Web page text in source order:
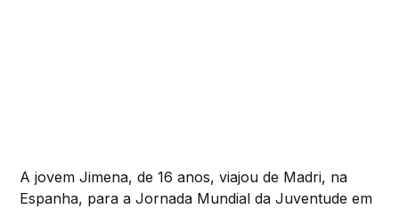
A jovem Jimena, de 16 anos, viajou de Madri, na
Espanha, para a Jornada Mundial da Juventude em